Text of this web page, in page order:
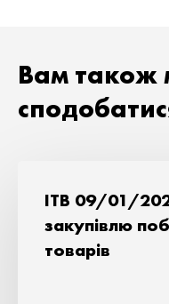
Вам також
ITB 09/01/
закупівлю
товарів